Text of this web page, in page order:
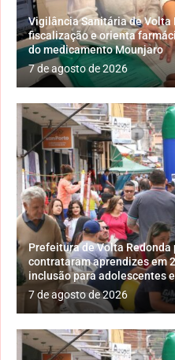
Vigilância Sanitária de Volta
fiscalização e orienta
do medicamento Mounjaro
7 de agosto de 2026
Prefeitura de Volta
contrataram aprendizes em
inclusão para adolescentes
7 de agosto de 2026